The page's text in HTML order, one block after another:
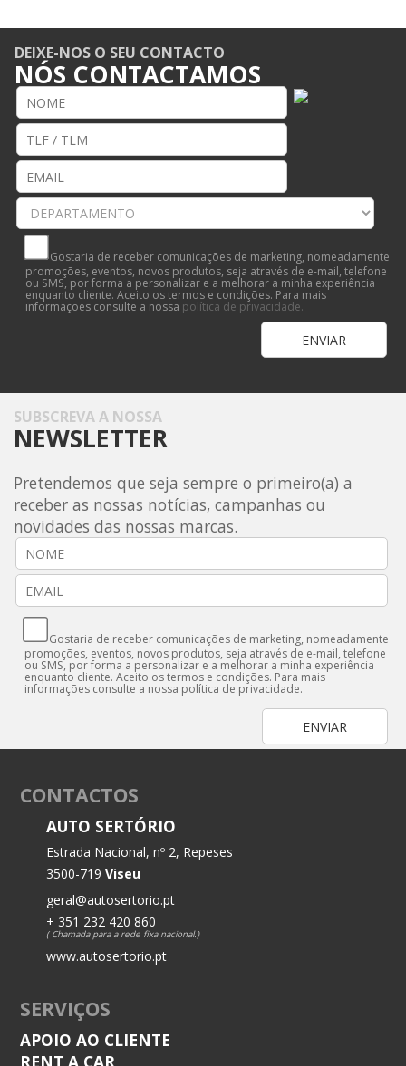
DEIXE-NOS O SEU CONTACTO
NÓS CONTACTAMOS
Gostaria de receber comunicações de marketing, nomeadamente
promoções, eventos, novos produtos, seja através de e-mail, telefone
ou SMS, por forma a personalizar e a melhorar a minha experiência
enquanto cliente. Aceito os termos e condições. Para mais
informações consulte a nossa política de privacidade.
SUBSCREVA A NOSSA
NEWSLETTER
Pretendemos que seja sempre o primeiro(a) a
receber as nossas notícias, campanhas ou
novidades das nossas marcas.
Gostaria de receber comunicações de marketing, nomeadamente
promoções, eventos, novos produtos, seja através de e-mail, telefone
ou SMS, por forma a personalizar e a melhorar a minha experiência
enquanto cliente. Aceito os termos e condições. Para mais
informações consulte a nossa política de privacidade.
CONTACTOS
AUTO SERTÓRIO
Estrada Nacional, nº 2, Repeses
3500-719Viseu
geral@autosertorio.pt
+ 351 232 420 860
( Chamada para a rede fixa nacional.)
www.autosertorio.pt
SERVIÇOS
APOIO AO CLIENTE